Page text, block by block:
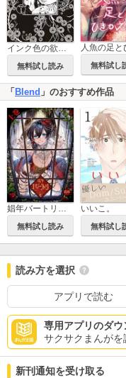
インク色の欲を吐く
無料試し読み 無料試し
「 Blend 」のおすすめ作品
娼年バートリ【白抜き版】
無料試し読み
いいこ。
無料試し
読み方を選択
アプリで読む
専用アプリのダウ
サクサクまんがを
新刊通知を受け取る